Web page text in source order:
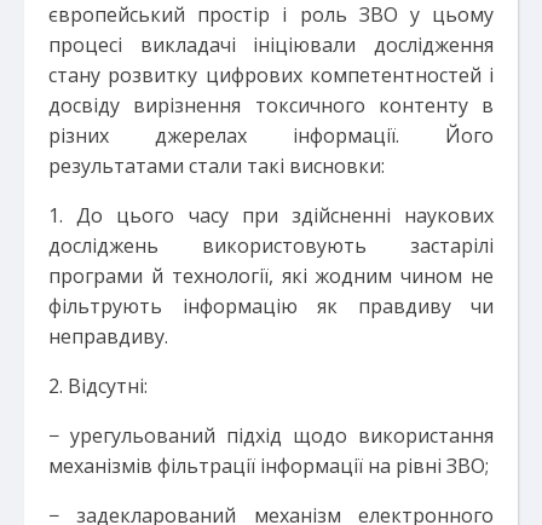
європейський простір і роль ЗВО у цьому
процесі викладачі ініціювали дослідження
стану розвитку цифрових компетентностей і
досвіду вирізнення токсичного контенту в
різних джерелах інформації. Його
результатами стали такі висновки:
1. До цього часу при здійсненні наукових
досліджень використовують застарілі
програми й технології, які жодним чином не
фільтрують інформацію як правдиву чи
неправдиву.
2. Відсутні:
− урегульований підхід щодо використання
механізмів фільтрації інформації на рівні ЗВО;
− задекларований механізм електронного